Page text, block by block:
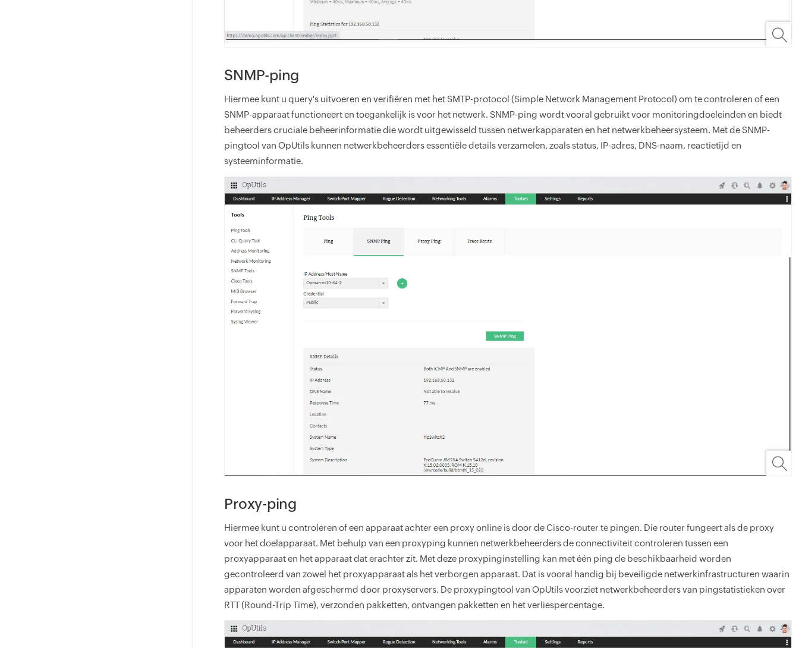
SNMP-ping
Hiermee kunt u query's uitvoeren en verifiëren met het SMTP-protocol (Simple Network Management Protocol) om te controleren of een
SNMP-apparaat functioneert en toegankelijk is voor het netwerk. SNMP-ping wordt vooral gebruikt voor monitoringdoeleinden en biedt
beheerders cruciale beheerinformatie die wordt uitgewisseld tussen netwerkapparaten en het netwerkbeheersysteem. Met de SNMP-
pingtool van OpUtils kunnen netwerkbeheerders essentiële details verzamelen, zoals status, IP-adres, DNS-naam, reactietijd en
systeeminformatie.
Proxy-ping
Hiermee kunt u controleren of een apparaat achter een proxy online is door de Cisco-router te pingen. Die router fungeert als de proxy
voor het doelapparaat. Met behulp van een proxyping kunnen netwerkbeheerders de connectiviteit controleren tussen een
proxyapparaat en het apparaat dat erachter zit. Met deze proxypinginstelling kan met één ping de beschikbaarheid worden
gecontroleerd van zowel het proxyapparaat als het verborgen apparaat. Dat is vooral handig bij beveiligde netwerkinfrastructuren waarin
apparaten worden afgeschermd door proxyservers. De proxypingtool van OpUtils voorziet netwerkbeheerders van pingstatistieken over
RTT (Round-Trip Time), verzonden pakketten, ontvangen pakketten en het verliespercentage.